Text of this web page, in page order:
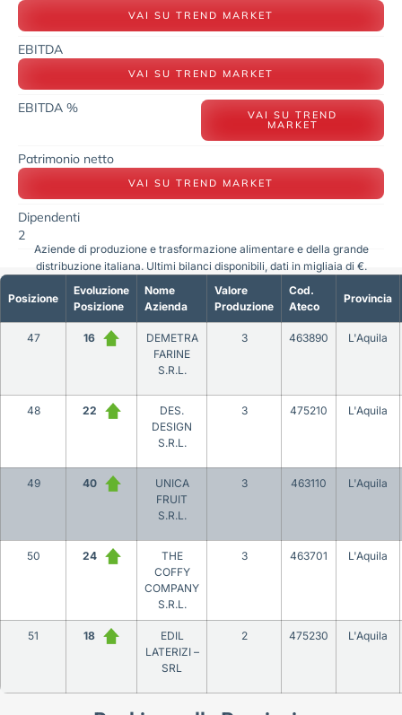
VAI SU TREND MARKET
EBITDA
VAI SU TREND MARKET
EBITDA % VAI SU TREND
MARKET
Patrimonio netto
VAI SU TREND MARKET
Dipendenti
2
Posizione
Evoluzione
Posizione
Nome
Azienda
Valore
Produzione
Cod.
Ateco
Provincia
47 16
DEMETRA
FARINE
S.R.L.
3 463890 L'Aquila
48 22
DES.
DESIGN
S.R.L.
3 475210 L'Aquila
49 40
UNICA
FRUIT
S.R.L.
3 463110 L'Aquila
50 24
THE
COFFY
COMPANY
S.R.L.
3 463701 L'Aquila
51 18
EDIL
LATERIZI –
SRL
2 475230 L'Aquila
Aziende di produzione e trasformazione alimentare e della grande
distribuzione italiana. Ultimi bilanci disponibili, dati in migliaia di €.